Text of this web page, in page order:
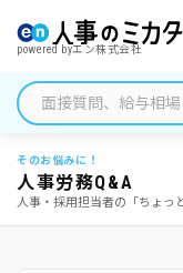
powered byエン株式会社
そのお悩みに！
人事労務Q&A
人事・採用担当者の「ちょっ